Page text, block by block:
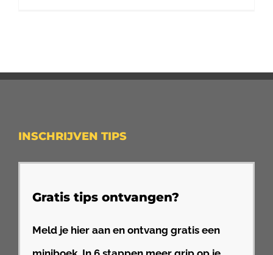
INSCHRIJVEN TIPS
Gratis tips ontvangen?
Meld je hier aan en ontvang gratis een